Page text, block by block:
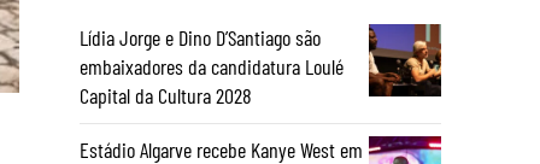
Lídia Jorge e Dino D’Santiago são
embaixadores da candidatura Loulé
Capital da Cultura 2028
Estádio Algarve recebe Kanye West em